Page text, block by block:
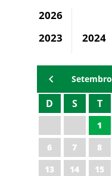
2026
2023
2024
Setembro
D S T
1
6
7 8
13
14 15